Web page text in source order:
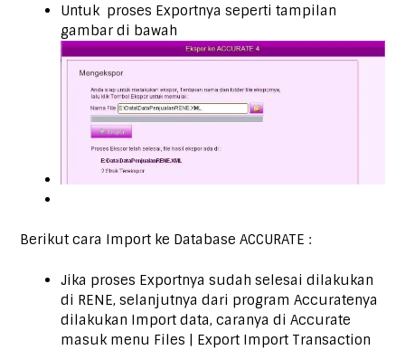
Untuk proses Exportnya seperti tampilan
gambar di bawah
Berikut cara Import ke Database ACCURATE :
Jika proses Exportnya sudah selesai dilakukan
di RENE, selanjutnya dari program Accuratenya
dilakukan Import data, caranya di Accurate
masuk menu Files | Export Import Transaction